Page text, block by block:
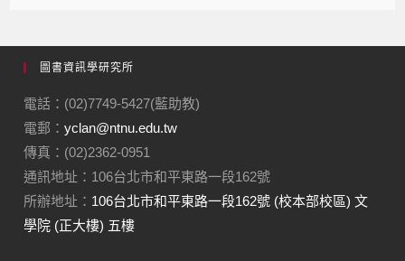
圖書資訊學研究所
電話：(02)7749-5427(藍助教)
電郵：yclan@ntnu.edu.tw
傳真：(02)2362-0951
通訊地址：106台北市和平東路一段162號
所辦地址： 106台北市和平東路一段162號 (校本部校區) 文
學院 (正大樓) 五樓